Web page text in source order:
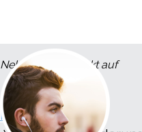
Nehmen Sie Konakt auf
Impressum